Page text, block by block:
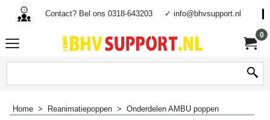
Contact? Bel ons 0318-643203 ✓ info@bhvsupport.nl
0
Home > Reanimatiepoppen > Onderdelen AMBU poppen